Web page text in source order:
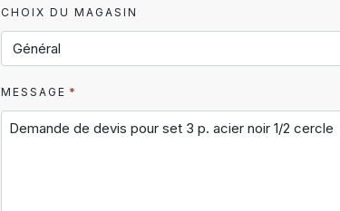
CHOIX DU MAGASIN
MESSAGE *